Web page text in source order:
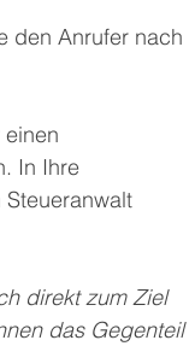
den Anrufer nach
In Ihre
direkt zum Ziel
das Gegenteil